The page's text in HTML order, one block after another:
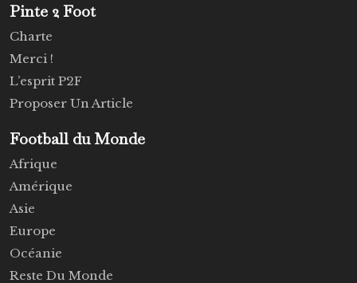
Pinte 2 Foot
Charte
Merci !
L’esprit P2F
Proposer Un Article
Football du Monde
Afrique
Amérique
Asie
Europe
Océanie
Reste Du Monde